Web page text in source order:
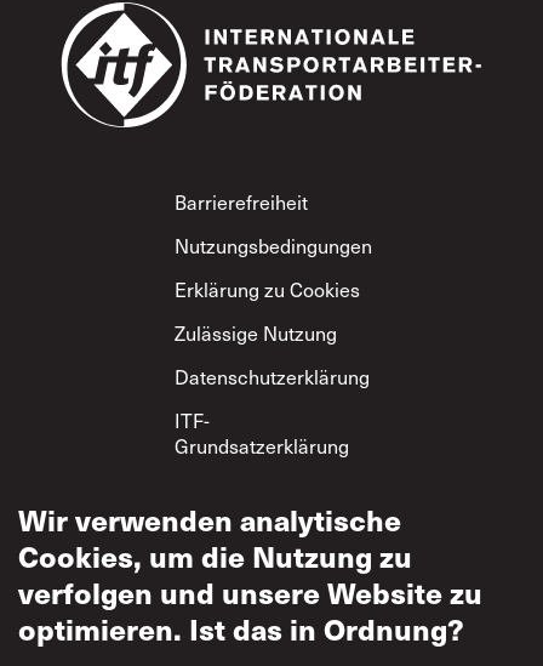
Footer
Barrierefreiheit
Nutzungsbedingungen
Erklärung zu Cookies
Zulässige Nutzung
Datenschutzerklärung
ITF-
Grundsatzerklärung
Wir verwenden analytische
Cookies, um die Nutzung zu
verfolgen und unsere Website zu
optimieren. Ist das in Ordnung?